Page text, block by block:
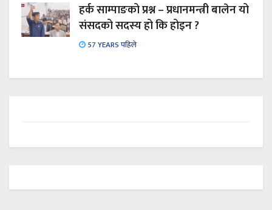
हर्क साम्पाङको प्रश्न – प्रधानमन्त्री बालेन यो
संसदको सदस्य हो कि होइन ?
57 YEARS पहिले